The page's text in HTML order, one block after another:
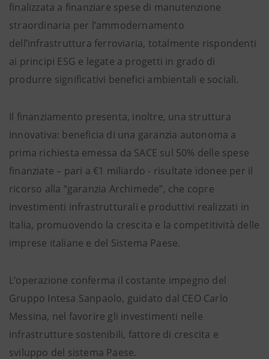
finalizzata a finanziare spese di manutenzione
straordinaria per l’ammodernamento
dell’infrastruttura ferroviaria, totalmente rispondenti
ai principi ESG e legate a progetti in grado di
produrre significativi benefici ambientali e sociali.
Il finanziamento presenta, inoltre, una struttura
innovativa: beneficia di una garanzia autonoma a
prima richiesta emessa da SACE sul 50% delle spese
finanziate – pari a €1 miliardo - risultate idonee per il
ricorso alla “garanzia Archimede”, che copre
investimenti infrastrutturali e produttivi realizzati in
Italia, promuovendo la crescita e la competitività delle
imprese italiane e del Sistema Paese.
L’operazione conferma il costante impegno del
Gruppo Intesa Sanpaolo, guidato dal CEO Carlo
Messina, nel favorire gli investimenti nelle
infrastrutture sostenibili, fattore di crescita e
sviluppo del sistema Paese.